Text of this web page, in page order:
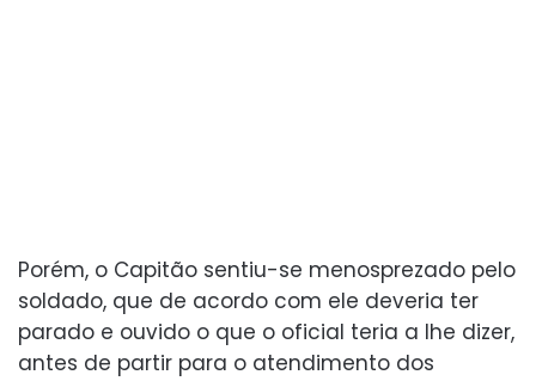
Porém, o Capitão sentiu-se menosprezado pelo
soldado, que de acordo com ele deveria ter
parado e ouvido o que o oficial teria a lhe dizer,
antes de partir para o atendimento dos